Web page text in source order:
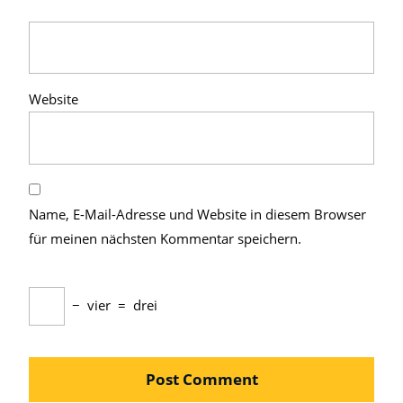
Website
Name, E-Mail-Adresse und Website in diesem Browser
für meinen nächsten Kommentar speichern.
− vier = drei